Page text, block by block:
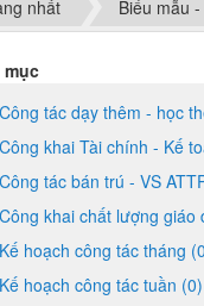
nhất Biểu mẫu
mục
Công tác dạy thêm - học
Công khai Tài chính - Kế
Công tác bán trú - VS
Công khai chất lượng giáo
Kế hoạch công tác tháng
Kế hoạch công tác tuần (0)